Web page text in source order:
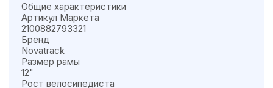
Общие характеристики
Артикул Маркета
2100882793321
Бренд
Novatrack
Размер рамы
12"
Рост велосипедиста